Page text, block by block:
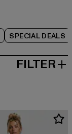
SPECIAL DEALS
FILTER